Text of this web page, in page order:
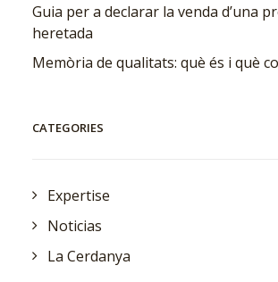
Guia per a declarar la venda d’una
heretada
Memòria de qualitats: què és i què
CATEGORIES
Expertise
Noticias
La Cerdanya